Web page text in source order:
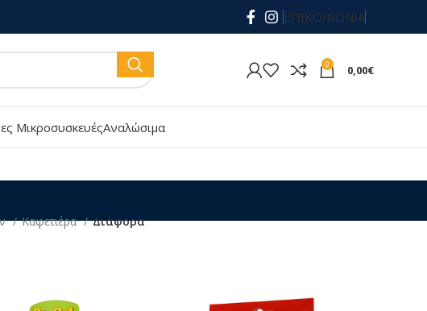
ΕΠΙΚΟΙΝΩΝΙΑ
0 0,00€
ΜικροσυσκευέςΑναλώσιμα
Καφετιέρα
Διάφορα